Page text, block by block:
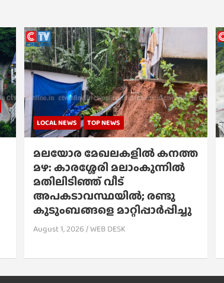
LOCAL NEWS TOP NEWS
മലയോര മേഖലകളിൽ കനത്ത
മഴ: കാരശ്ശേരി മലാംകുന്നിൽ
മതിലിടിഞ്ഞ് വീട്
അപകടാവസ്ഥയിൽ; രണ്ടു
കുടുംബങ്ങളെ മാറ്റിപ്പാർപ്പിച്ചു
August 1, 2026 WEB DESK